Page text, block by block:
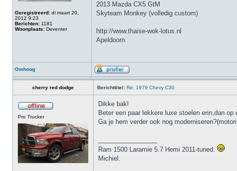
Geregistreerd: di maart 20,
2012 9:23
Berichten: 1181
Woonplaats: Deventer
2013 Mazda CX5 GtM
Skyteam Monkey (volledig custom)
http://www.thaise-wok-lotus.nl
Apeldoorn
Omhoog
cherry red dodge Berichttitel: Re: 1979 Chevy C30
Pro Trucker
Dikke bak!
Beter een paar lekkere luxe stoelen erin,dan
Ga je hem verder ook nog
Ram 1500 Laramie 5.7 Hemi 2011-tuned.
Michiel.